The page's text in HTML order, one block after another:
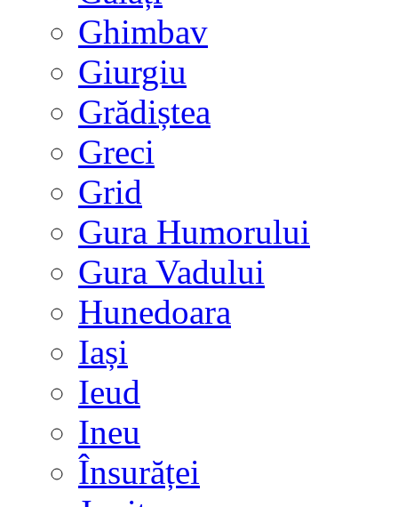
Ghimbav
Giurgiu
Grădiștea
Greci
Grid
Gura Humorului
Gura Vadului
Hunedoara
Iași
Ieud
Ineu
Însurăței